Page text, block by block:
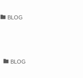
BLOG
BLOG